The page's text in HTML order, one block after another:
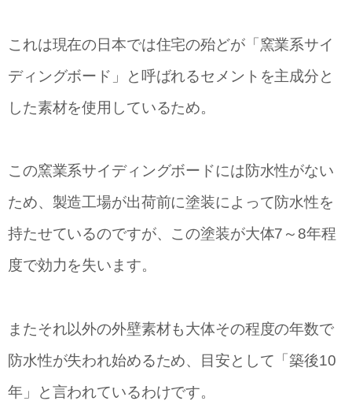
これは現在の日本では住宅の殆どが「窯業系サイ
ディングボード」と呼ばれるセメントを主成分と
した素材を使用しているため。
この窯業系サイディングボードには防水性がない
ため、製造工場が出荷前に塗装によって防水性を
持たせているのですが、この塗装が大体7～8年程
度で効力を失います。
またそれ以外の外壁素材も大体その程度の年数で
防水性が失われ始めるため、目安として「築後10
年」と言われているわけです。